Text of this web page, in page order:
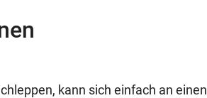
kann sich einfach an einen